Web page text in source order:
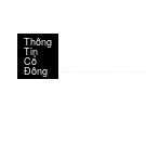
Thông
Tin
Cổ
Đông